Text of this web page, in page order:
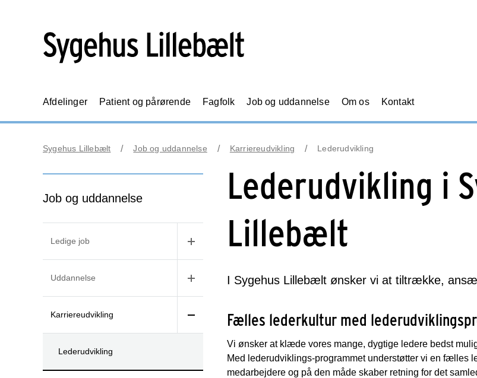
Afdelinger Patient og pårørende Fagfolk Job og uddannelse Om os Kontakt
Sygehus Lillebælt Job og uddannelse Karriereudvikling Lederudvikling
Job og uddannelse
Ledige job
Uddannelse
Karriereudvikling
Lederudvikling
Lederudvikling i
Lillebælt
I Sygehus Lillebælt ønsker vi at tiltrække,
Fælles lederkultur med
Vi ønsker at klæde vores mange, dygtige ledere bedst
Med lederudviklings-programmet understøtter vi en fælles
medarbejdere og på den måde skaber retning for det